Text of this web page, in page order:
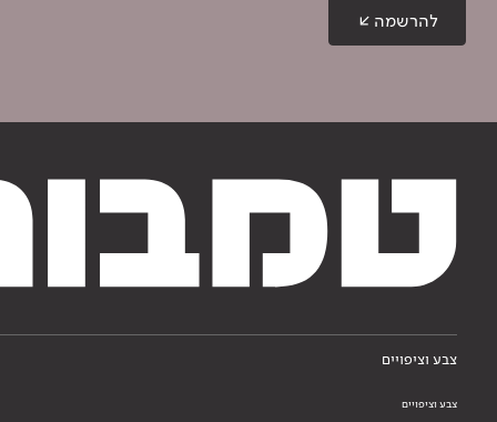
להרשמה
צבע וציפויים
צבע וציפויים